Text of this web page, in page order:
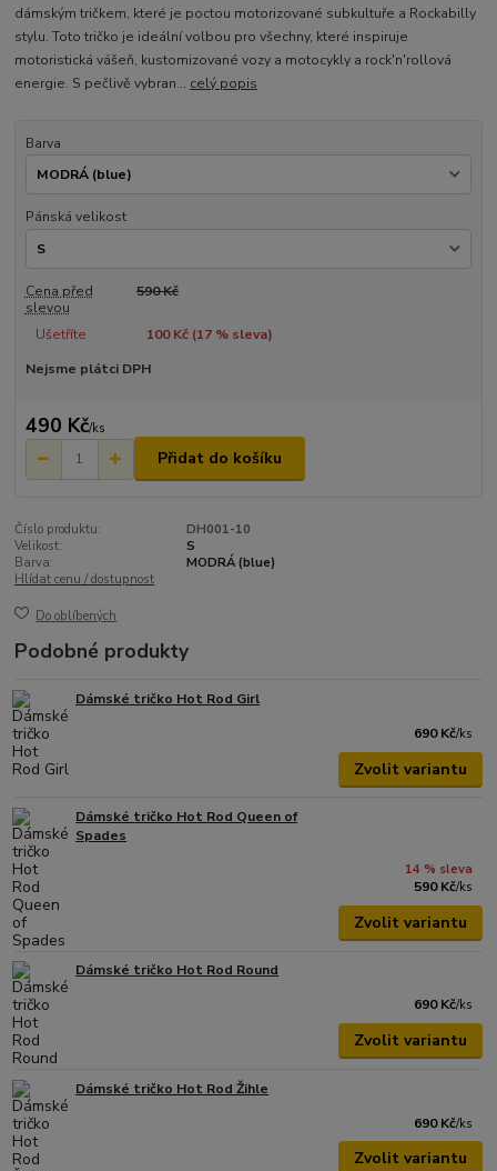
dámským tričkem, které je poctou motorizované subkultuře a Rockabilly
stylu. Toto tričko je ideální volbou pro všechny, které inspiruje
motoristická vášeň, kustomizované vozy a motocykly a rock'n'rollová
energie. S pečlivě vybran... celý popis
Barva
Pánská velikost
Cena před
slevou
590 Kč
Ušetříte 100 Kč (17% sleva)
Nejsme plátci DPH
490 Kč/ks
Přidat do košíku
Číslo produktu:
DH001-10
Velikost:
S
Barva:
MODRÁ (blue)
Hlídat cenu / dostupnost
Do oblíbených
Podobné produkty
Dámské tričko Hot Rod Girl
690 Kč/ks
Zvolit variantu
Dámské tričko Hot Rod Queen of
Spades
14 % sleva
590 Kč/ks
Zvolit variantu
Dámské tričko Hot Rod Round
690 Kč/ks
Zvolit variantu
Dámské tričko Hot Rod Žihle
690 Kč/ks
Zvolit variantu